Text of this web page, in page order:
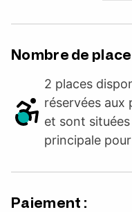
Nombre de
2 places
réservées aux
et sont
principale
Paiement :